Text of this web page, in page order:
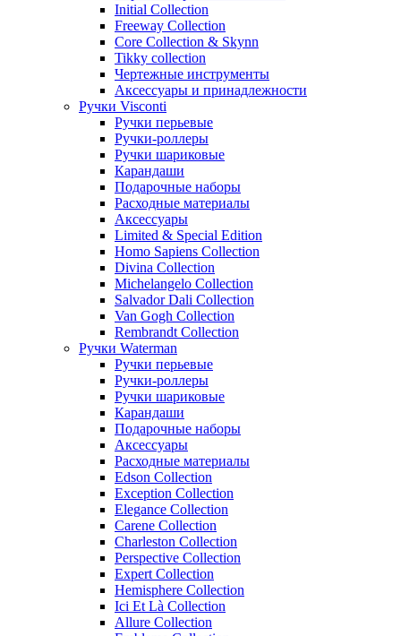
Initial Collection
Freeway Collection
Core Collection & Skynn
Tikky collection
Чертежные инструменты
Аксессуары и принадлежности
Ручки Visconti
Ручки перьевые
Ручки-роллеры
Ручки шариковые
Карандаши
Подарочные наборы
Расходные материалы
Аксессуары
Limited & Special Edition
Homo Sapiens Collection
Divina Collection
Michelangelo Collection
Salvador Dali Collection
Van Gogh Collection
Rembrandt Collection
Ручки Waterman
Ручки перьевые
Ручки-роллеры
Ручки шариковые
Карандаши
Подарочные наборы
Аксессуары
Расходные материалы
Edson Collection
Exception Collection
Elegance Collection
Carene Collection
Charleston Collection
Perspective Collection
Expert Collection
Hemisphere Collection
Ici Et Là Collection
Allure Collection